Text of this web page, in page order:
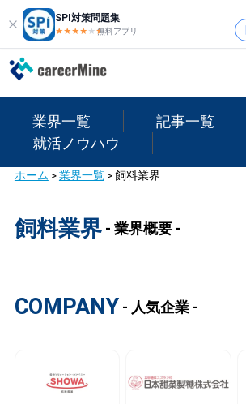
SPI対策問題集
★★★★ ★★
無料アプリ
業界一覧
記事一覧
就活ノウハウ
ホーム >業界一覧>飼料業界
飼料業界 - 業界概要 -
COMPANY - 人気企業 -